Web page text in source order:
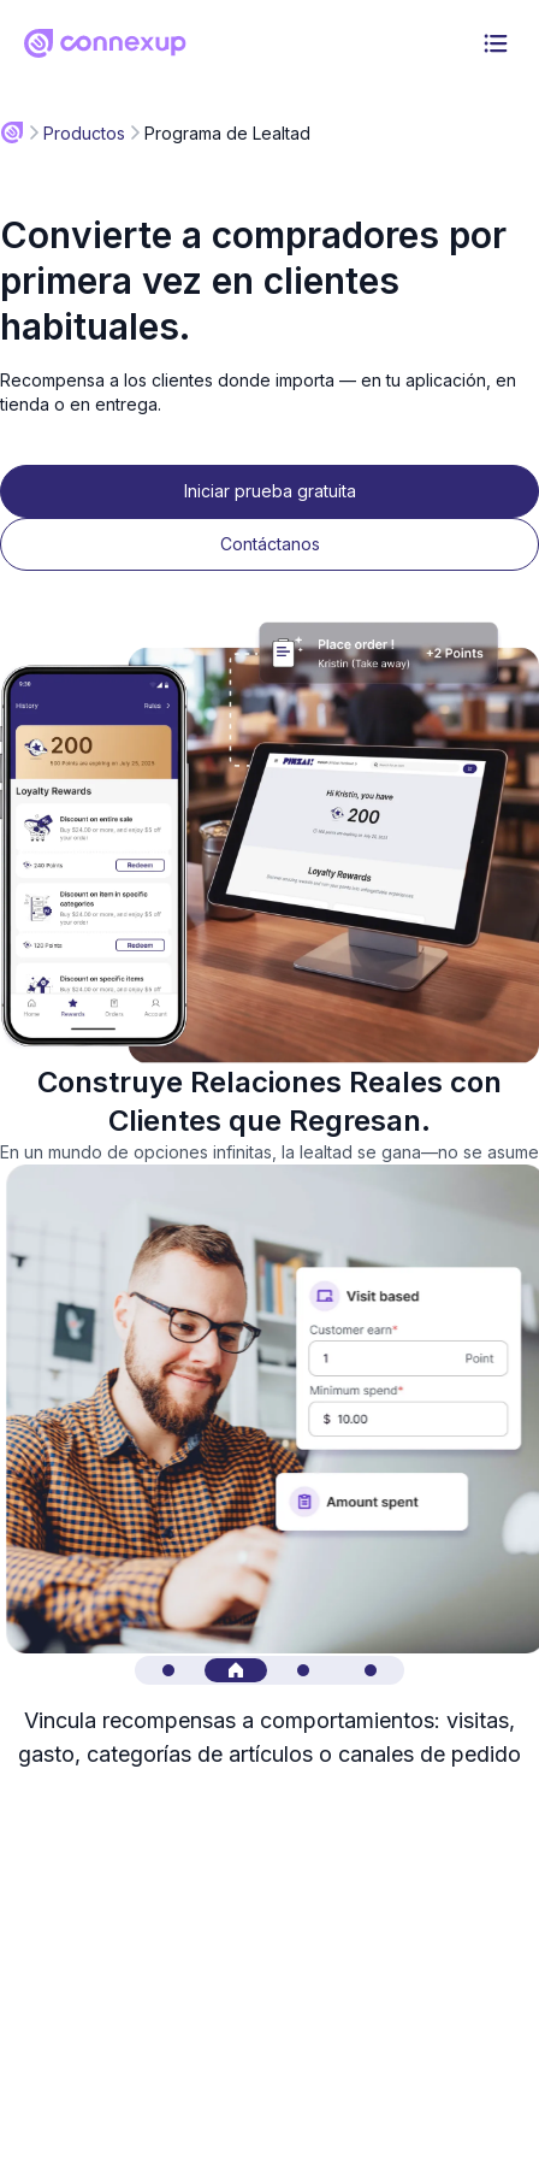
Solución
Precios
Productos Programa de Lealtad
Convierte a compradores por
primera vez en clientes
habituales.
Recompensa a los clientes donde importa — en tu aplicación, en
tienda o en entrega.
Iniciar prueba gratuita
Contáctanos
Construye Relaciones Reales con
Clientes que Regresan.
En un mundo de opciones infinitas, la lealtad se gana—no se asume
Vincula recompensas a comportamientos: visitas,
gasto, categorías de artículos o canales de pedido